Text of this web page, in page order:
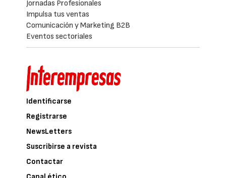
Jornadas Profesionales
Impulsa tus ventas
Comunicación y Marketing B2B
Eventos sectoriales
Identificarse
Registrarse
NewsLetters
Suscribirse a revista
Contactar